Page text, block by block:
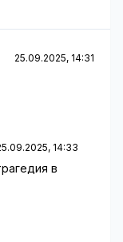
25.09.2025, 14:31
14:33
в